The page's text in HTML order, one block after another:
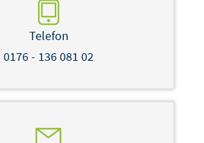
Telefon
0176 - 136 081 02